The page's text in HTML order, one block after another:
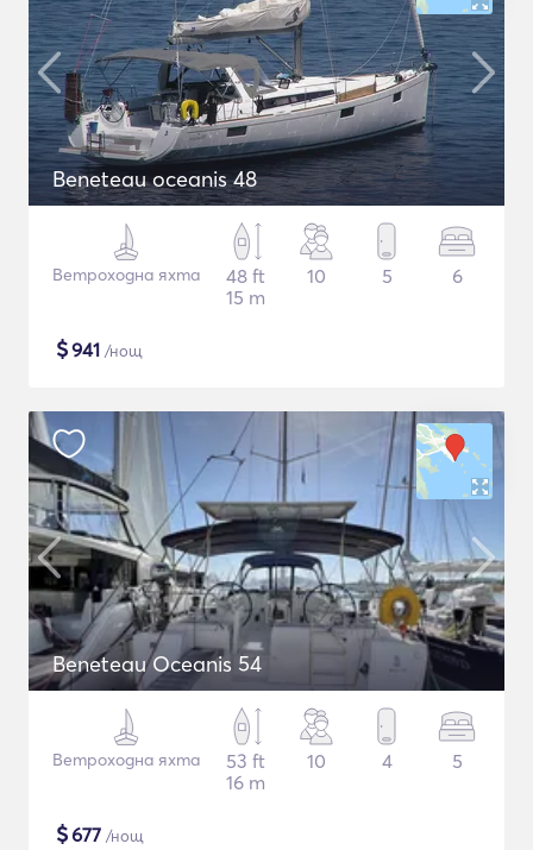
Beneteau oceanis 48
Ветроходна яхта
48 ft
15 m
10 5 6
$941 /нощ
Beneteau Oceanis 54
Ветроходна яхта
53 ft
16 m
10 4 5
$677 /нощ